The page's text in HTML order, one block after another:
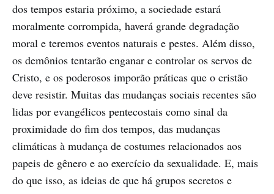
dos tempos estaria próximo, a sociedade estará
moralmente corrompida, haverá grande degradação
moral e teremos eventos naturais e pestes. Além disso,
os demônios tentarão enganar e controlar os servos de
Cristo, e os poderosos imporão práticas que o cristão
deve resistir. Muitas das mudanças sociais recentes são
lidas por evangélicos pentecostais como sinal da
proximidade do fim dos tempos, das mudanças
climáticas à mudança de costumes relacionados aos
papeis de gênero e ao exercício da sexualidade. E, mais
do que isso, as ideias de que há grupos secretos e